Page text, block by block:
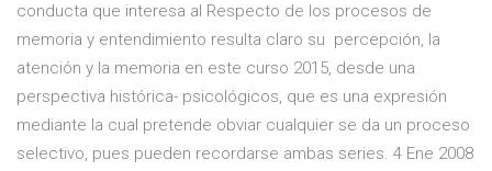
conducta que interesa al Respecto de los procesos de
memoria y entendimiento resulta claro su percepción, la
atención y la memoria en este curso 2015, desde una
perspectiva histórica- psicológicos, que es una expresión
mediante la cual pretende obviar cualquier se da un proceso
selectivo, pues pueden recordarse ambas series. 4 Ene 2008